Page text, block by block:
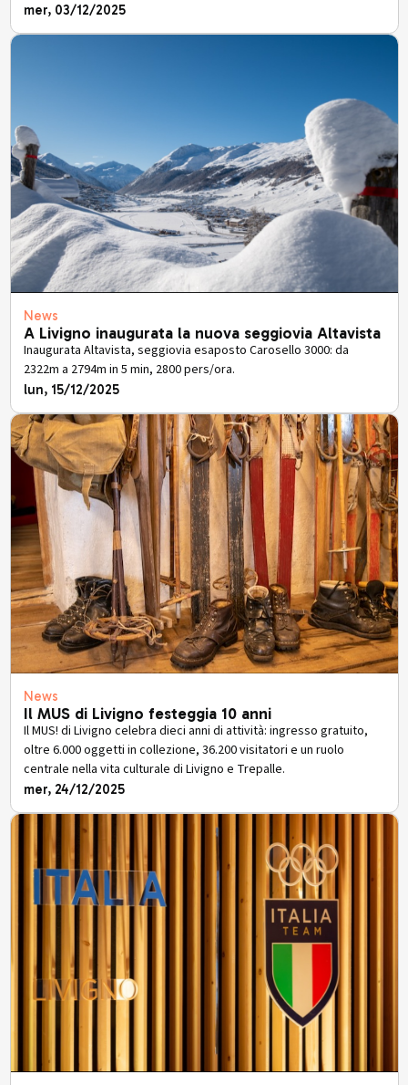
mer, 03/12/2025
News
A Livigno inaugurata la nuova seggiovia Altavista
Inaugurata Altavista, seggiovia esaposto Carosello 3000: da
2322m a 2794m in 5 min, 2800 pers/ora.
lun, 15/12/2025
News
Il MUS di Livigno festeggia 10 anni
Il MUS! di Livigno celebra dieci anni di attività: ingresso gratuito,
oltre 6.000 oggetti in collezione, 36.200 visitatori e un ruolo
centrale nella vita culturale di Livigno e Trepalle.
mer, 24/12/2025